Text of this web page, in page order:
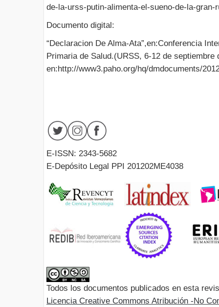
de-la-urss-putin-alimenta-el-sueno-de-la-gran-
Documento digital:
“Declaracion De Alma-Ata”,en:Conferencia
Primaria de Salud.(URSS, 6-12 de septiembre
en:http://www3.paho.org/hq/dmdocuments/
E-ISSN: 2343-5682
E-Depósito Legal PPI 201202ME4038
Todos los documentos publicados en esta
Licencia Creative Commons Atribución -No